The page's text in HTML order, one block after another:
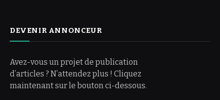
DEVENIR ANNONCEUR
Avez-vous un projet de publication
d’articles ? N’attendez plus ! Cliquez
maintenant sur le bouton ci-dessous.